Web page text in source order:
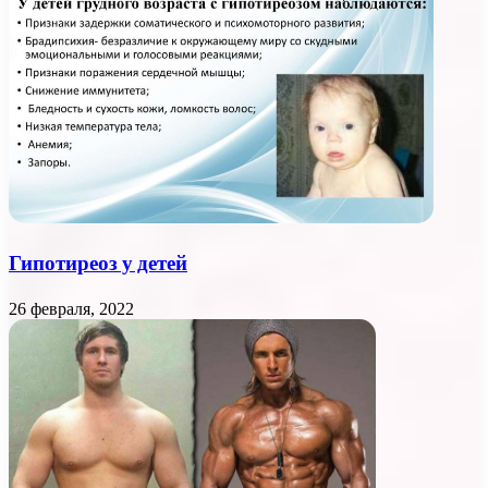
Гипотиреоз у детей
26 февраля, 2022